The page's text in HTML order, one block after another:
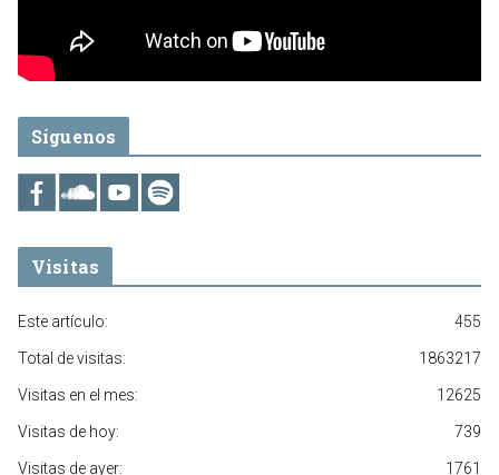
Síguenos
Visitas
455
Este artículo:
1863217
Total de visitas:
12625
Visitas en el mes:
739
Visitas de hoy:
1761
Visitas de ayer: